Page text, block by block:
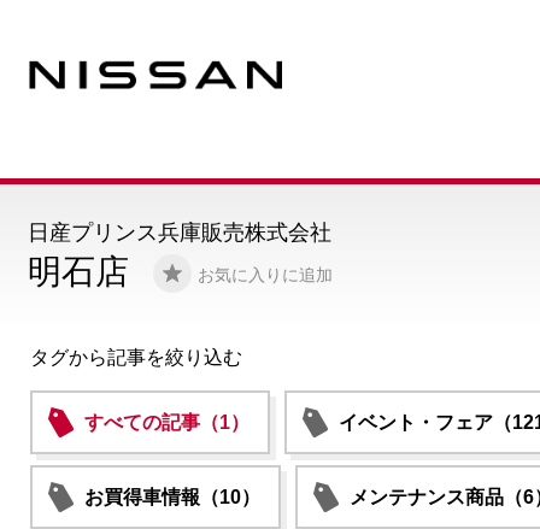
明石店 お気に入りに追加
日産プリンス兵庫販売株式会社
タグから記事を絞り込む
すべての記事（1） イベント・フェア（
お買得車情報（10） メンテナンス商品（6